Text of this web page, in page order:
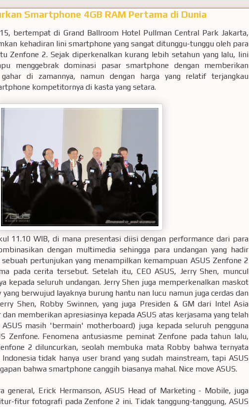
Smartphone 4GB RAM Pertama di Dunia
bertempat di Grand Ballroom Hotel Pullman Central Park Jakarta,
kehadiran lini smartphone yang sangat ditunggu-tunggu oleh para
Zenfone 2. Sejak diperkenalkan kurang lebih setahun yang lalu, lini
menggebrak dominasi pasar smartphone dengan memberikan
di zamannya, namun dengan harga yang relatif terjangkau
kompetitornya di kasta yang setara.
11.10 WIB, di mana presentasi diisi dengan performance dari para
dengan multimedia sehingga para undangan yang hadir
pertunjukan yang menampilkan kemampuan ASUS Zenfone 2
pada cerita tersebut. Setelah itu, CEO ASUS, Jerry Shen, muncul
kepada seluruh undangan. Jerry Shen juga memperkenalkan maskot
yang berwujud layaknya burung hantu nan lucu namun juga cerdas dan
Shen, Robby Swinnen, yang juga Presiden & GM dari Intel Asia
dan memberikan apresiasinya kepada ASUS atas kerjasama yang telah
masih 'bermain' motherboard) juga kepada seluruh pengguna
Zenfone. Fenomena antusiasme peminat Zenfone pada tahun lalu,
2 diluncurkan, seolah membuka mata Robby bahwa ternyata
tidak hanya user brand yang sudah mainstream, tapi ASUS
bahwa smartphone canggih biasanya mahal. Nice move ASUS.
general, Erick Hermanson, ASUS Head of Marketing - Mobile, juga
fitur fotografi pada Zenfone 2 ini. Tidak tanggung-tanggung, ASUS